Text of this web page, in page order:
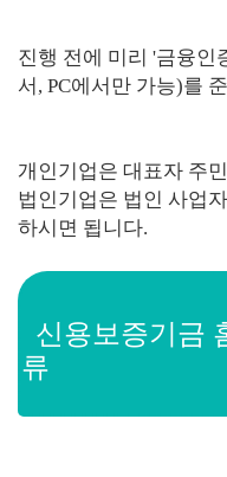
진행 전에 미리 '금융인
서, PC에서만 가능)를
개인기업은 대표자 주
법인기업은 법인 사업
하시면 됩니다.
신용보증기금
류